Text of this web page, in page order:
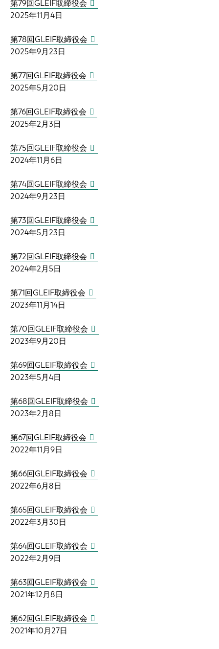
第79回GLEIF取締役会
2025年11月4日
第78回GLEIF取締役会
2025年9月23日
第77回GLEIF取締役会
2025年5月20日
第76回GLEIF取締役会
2025年2月3日
第75回GLEIF取締役会
2024年11月6日
第74回GLEIF取締役会
2024年9月23日
第73回GLEIF取締役会
2024年5月23日
第72回GLEIF取締役会
2024年2月5日
第71回GLEIF取締役会
2023年11月14日
第70回GLEIF取締役会
2023年9月20日
第69回GLEIF取締役会
2023年5月4日
第68回GLEIF取締役会
2023年2月8日
第67回GLEIF取締役会
2022年11月9日
第66回GLEIF取締役会
2022年6月8日
第65回GLEIF取締役会
2022年3月30日
第64回GLEIF取締役会
2022年2月9日
第63回GLEIF取締役会
2021年12月8日
第62回GLEIF取締役会
2021年10月27日